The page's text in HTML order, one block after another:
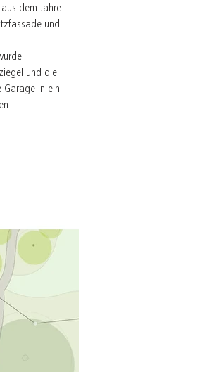
dem Jahre
und
und die
Garage in ein